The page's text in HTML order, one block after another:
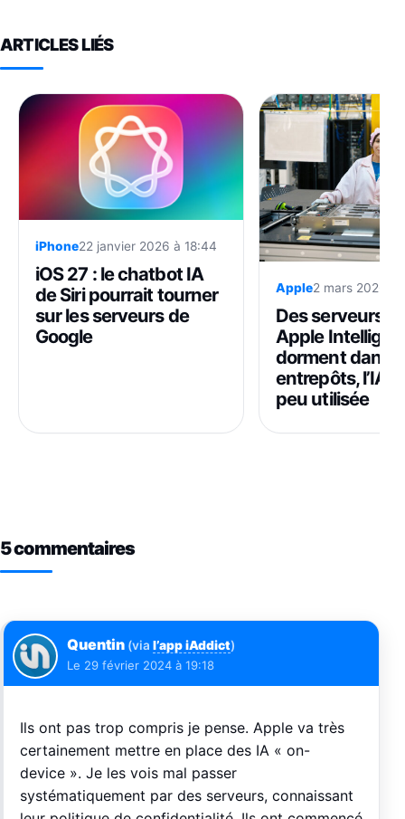
ARTICLES LIÉS
iPhone22 janvier 2026 à 18:44
iOS 27 : le chatbot IA
de Siri pourrait tourner
sur les serveurs de
Google
Apple2 mars 2026 à
Des serveurs
Apple
dorment dans
entrepôts, l’IA
peu utilisée
5 commentaires
Quentin (via l’app iAddict)
Le 29 février 2024 à 19:18
Ils ont pas trop compris je pense. Apple va très
certainement mettre en place des IA « on-
device ». Je les vois mal passer
systématiquement par des serveurs, connaissant